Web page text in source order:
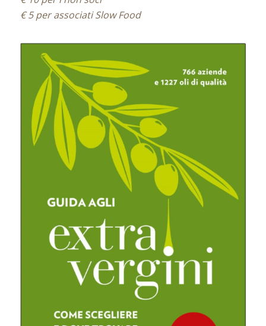
€ 5 per associati Slow Food